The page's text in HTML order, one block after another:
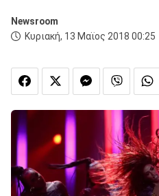
Newsroom
Κυριακή, 13 Μαϊος 2018 00:25